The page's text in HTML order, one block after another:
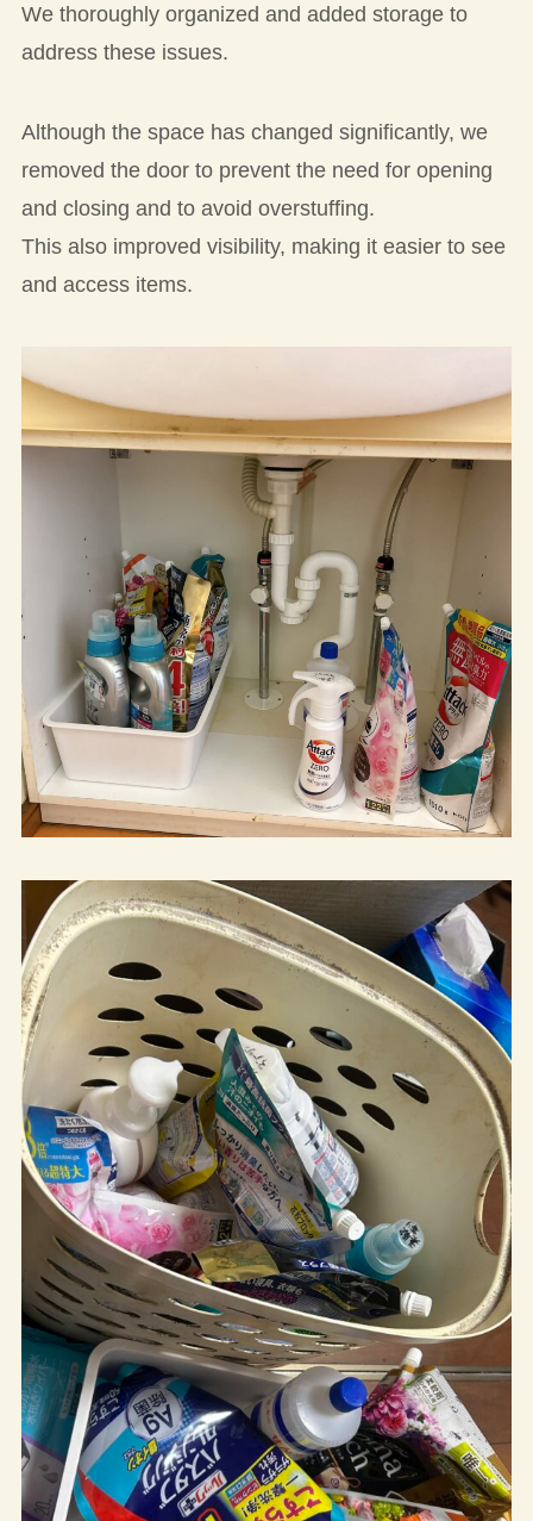
We thoroughly organized and added storage to
address these issues.
Although the space has changed significantly, we
removed the door to prevent the need for opening
and closing and to avoid overstuffing.
This also improved visibility, making it easier to see
and access items.